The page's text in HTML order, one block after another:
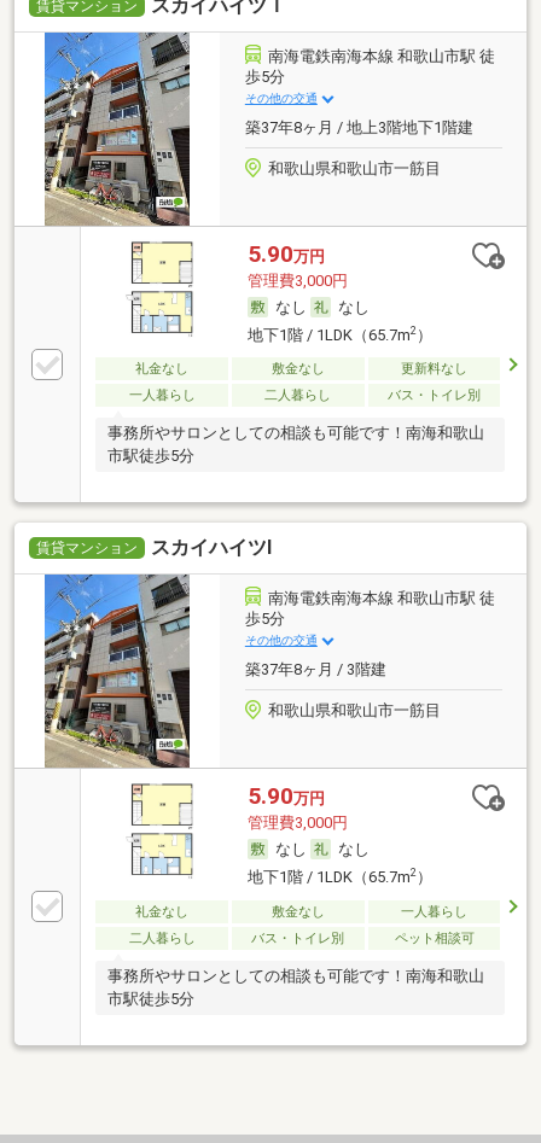
賃貸マンション スカイハイツＩ
南海電鉄南海本線 和歌山市駅 徒
歩5分
その他の交通
築37年8ヶ月 / 地上3階地下1階建
和歌山県和歌山市一筋目
5.90万円
管理費3,000円
なし
なし
地下1階 / 1LDK（65.7m2）
礼金なし 敷金なし
更新料なし
一人暮らし
二人暮らし バス・トイレ別
事務所やサロンとしての相談も可能です！南海和歌山
市駅徒歩5分
賃貸マンション スカイハイツⅠ
南海電鉄南海本線 和歌山市駅 徒
歩5分
その他の交通
築37年8ヶ月 / 3階建
和歌山県和歌山市一筋目
5.90万円
管理費3,000円
なし
なし
地下1階 / 1LDK（65.7m2）
礼金なし 敷金なし
一人暮らし
二人暮らし
バス・トイレ別 ペット相談可
事務所やサロンとしての相談も可能です！南海和歌山
市駅徒歩5分